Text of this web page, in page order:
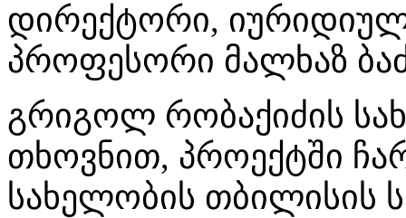
დირექტორი,
პროფესორი მალხაზ
გრიგოლ რობაქიძის
თხოვნით, პროექტში
სახელობის თბილისის